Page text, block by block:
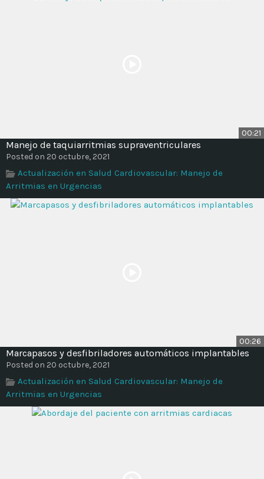
00:21
Manejo de taquiarritmias supraventriculares
Posted on 20 octubre, 2021
Actualización en Salud Cardiovascular: Manejo de
Arritmias en Urgencias
00:26
Marcapasos y desfibriladores automáticos implantables
Posted on 20 octubre, 2021
Actualización en Salud Cardiovascular: Manejo de
Arritmias en Urgencias